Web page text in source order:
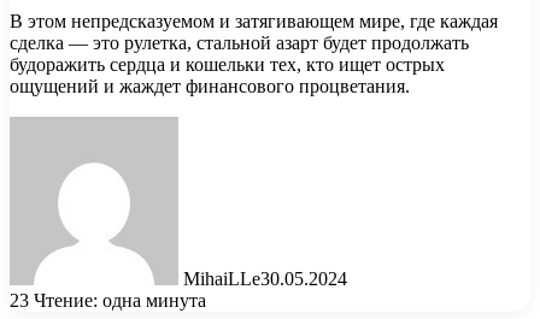
В этом непредсказуемом и затягивающем мире, где каждая
сделка — это рулетка, стальной азарт будет продолжать
будоражить сердца и кошельки тех, кто ищет острых
ощущений и жаждет финансового процветания.
MihaiLLe30.05.2024
23 Чтение: одна минута